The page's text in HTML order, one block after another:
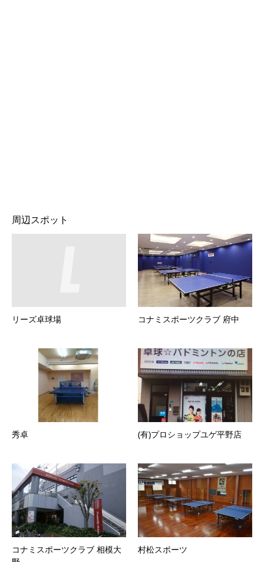
周辺スポット
リーズ卓球場 コナミスポーツクラブ 府中
秀卓 (有)プロショップユゲ平野店
コナミスポーツクラブ 相模大
村松スポーツ